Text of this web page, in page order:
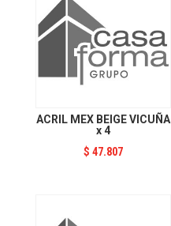
ACRIL MEX BEIGE VICUÑA
x 4
$ 47.807